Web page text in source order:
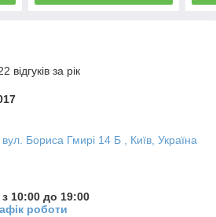
відгуків за рік
Бориса Гмирі 14 Б , Київ, Україна
10:00 до 19:00
роботи